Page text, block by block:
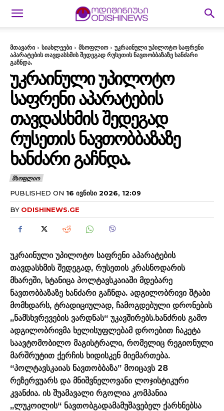
მთავარი სიახლეები მსოფლიო
უკრაინული უპილოტო საფრენი
აპარატების თავდასხმის შედეგად რუსეთის ნავთობბაზაზე ხანძარი
გაჩნდა.
ᲣᲙᲠᲐᲘᲜᲣᲚᲘ ᲣᲞᲘᲚᲝᲢᲝ
ᲡᲐᲤᲠᲔᲜᲘ ᲐᲞᲐᲠᲐᲢᲔᲑᲘᲡ
ᲗᲐᲕᲓᲐᲡᲮᲛᲘᲡ ᲨᲔᲓᲔᲒᲐᲓ
ᲠᲣᲡᲔᲗᲘᲡ ᲜᲐᲕᲗᲝᲑᲑᲐᲖᲐᲖᲔ
ᲮᲐᲜᲫᲐᲠᲘ ᲒᲐᲩᲜᲓᲐ.
ᲛᲡᲝᲤᲚᲘᲝ
PUBLISHED ON 16 ᲘᲕᲜᲘᲡᲘ 2026, 12:09
BY ODISHINEWS.GE
უკრაინული უპილოტო საფრენი აპარატების
თავდასხმის შედეგად, რუსეთის კრასნოდარის
მხარეში, სტანიცა პოლტავსკაიაში მდებარე
ნავთობბაზაზე ხანძარი გაჩნდა. ადგილობრივი შტაბი
მომხდარს, ტრადიციულად, ჩამოგდებული დრონების
„ნამსხვრევების ვარდნას“ უკავშირებს.ხანძრის გამო
ადგილობრივმა ხელისუფლებამ დროებით ჩაკეტა
საავტომობილო მაგისტრალი, რომელიც რეგიონული
მარშრუტით ქერჩის ხიდისკენ მიემართება.
“პოლტავსკაიას ნავთობბაზა” მოიცავს 28
რეზერვუარს და მნიშვნელოვანი ლოჯისტიკური
კვანძია. ის შუამავალი რგოლია კომპანია
„ლუკოილის“ ნავთობგადამამუშავებელ ქარხნებსა